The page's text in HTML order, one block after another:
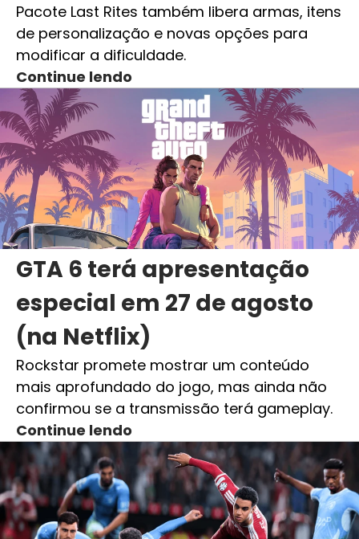
Pacote Last Rites também libera armas, itens
de personalização e novas opções para
modificar a dificuldade.
Continue lendo
GTA 6 terá apresentação
especial em 27 de agosto
(na Netflix)
Rockstar promete mostrar um conteúdo
mais aprofundado do jogo, mas ainda não
confirmou se a transmissão terá gameplay.
Continue lendo